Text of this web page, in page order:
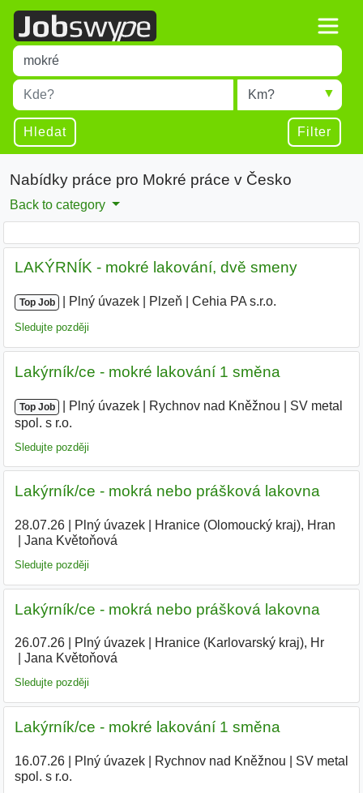
Title
Type 1 or more characters for results.
Místo
Type 1 or more characters for results.
Radius
Hledat Filter
Nabídky práce pro Mokré práce v Česko
Back to category
LAKÝRNÍK - mokré lakování, dvě smeny
Top Job Plný úvazek Plzeň Cehia PA s.r.o.
Sledujte později
Lakýrník/ce - mokré lakování 1 směna
Top Job Plný úvazek Rychnov nad Kněžnou
SV metal
spol. s r.o.
Sledujte později
Lakýrník/ce - mokrá nebo prášková lakovna
28.07.26| Plný úvazek| Hranice (Olomoucký kraj), Hran
Jana Květoňová
Sledujte později
Lakýrník/ce - mokrá nebo prášková lakovna
26.07.26| Plný úvazek| Hranice (Karlovarský kraj), Hr|
Jana Květoňová
Sledujte později
Lakýrník/ce - mokré lakování 1 směna
16.07.26| Plný úvazek| Rychnov nad Kněžnou
SV metal
spol. s r.o.